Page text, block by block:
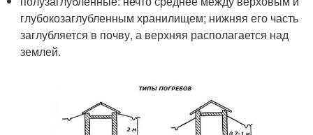
глубокозаглубленным хранилищем; нижняя его часть
заглубляется в почву, а верхняя располагается над
землей.